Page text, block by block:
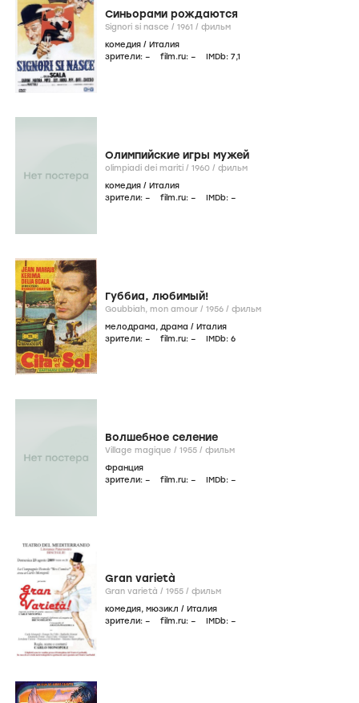
Синьорами рождаются
Signori si nasce / 1961 / фильм
комедия / Италия
зрители: – film.ru: – IMDb: 7,1
Олимпийские игры мужей
olimpiadi dei mariti / 1960 / фильм
комедия / Италия
зрители: – film.ru: – IMDb: –
Губбиа, любимый!
Goubbiah, mon amour / 1956 / фильм
мелодрама, драма / Италия
зрители: – film.ru: – IMDb: 6
Волшебное селение
Village magique / 1955 / фильм
Франция
зрители: – film.ru: – IMDb: –
Gran varietà
Gran varietà / 1955 / фильм
комедия, мюзикл / Италия
зрители: – film.ru: – IMDb: –